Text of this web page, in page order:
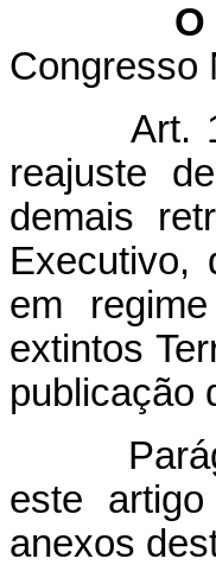
O
Congresso
Art. 1° É
reajuste
demais
Executivo,
em
extintos
publicação
este
anexos